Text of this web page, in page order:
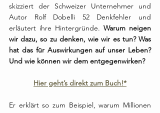
skizziert der Schweizer Unternehmer und
Autor Rolf Dobelli 52 Denkfehler und
erläutert ihre Hintergründe. Warum neigen
wir dazu, so zu denken, wie wir es tun? Was
hat das für Auswirkungen auf unser Leben?
Und wie können wir dem entgegenwirken?
Hier geht’s direkt zum Buch!*
Er erklärt so zum Beispiel, warum Millionen